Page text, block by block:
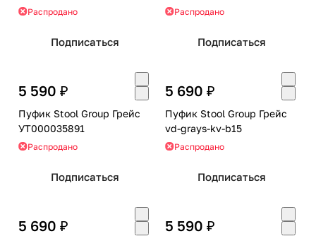
Распродано
Подписаться
Распродано
Подписаться
5 590 ₽
Пуфик Stool Group Грейс
УТ000035891
Распродано
Подписаться
5 690 ₽
Пуфик Stool Group Грейс
vd-grays-kv-b15
Распродано
Подписаться
5 690 ₽ 5 590 ₽